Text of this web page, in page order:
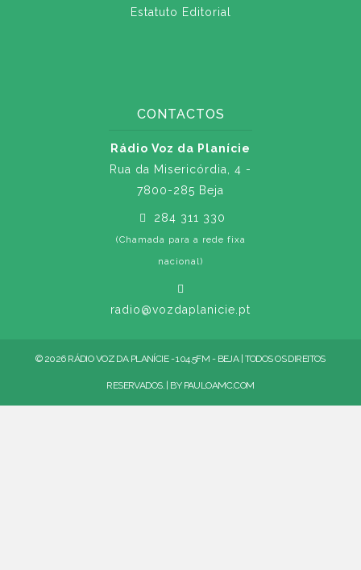
Estatuto Editorial
CONTACTOS
Rádio Voz da Planície
Rua da Misericórdia, 4 -
7800-285 Beja
284 311 330
(Chamada para a rede fixa
nacional)
radio@vozdaplanicie.pt
© 2026 RÁDIO VOZ DA PLANÍCIE - 104.5FM - BEJA | TODOS OS DIREITOS
RESERVADOS. | BY PAULOAMC.COM